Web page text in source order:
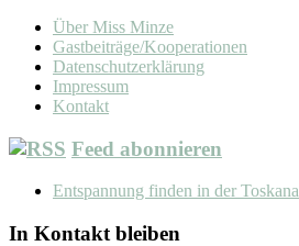
Über Miss Minze
Gastbeiträge/Kooperationen
Datenschutzerklärung
Impressum
Kontakt
Feed abonnieren
Entspannung finden in der Toskana
In Kontakt bleiben